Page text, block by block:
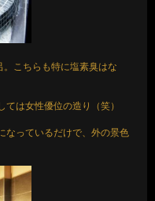
こちらも特に塩素臭はな
は女性優位の造り（笑）
なっているだけで、外の景色